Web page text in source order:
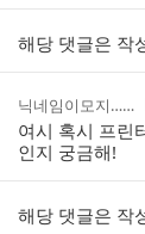
리
해당 댓글은 작
작
성
자
닉네임이모지……
여시 혹시 프린
인지 궁금해!
해당 댓글은 작